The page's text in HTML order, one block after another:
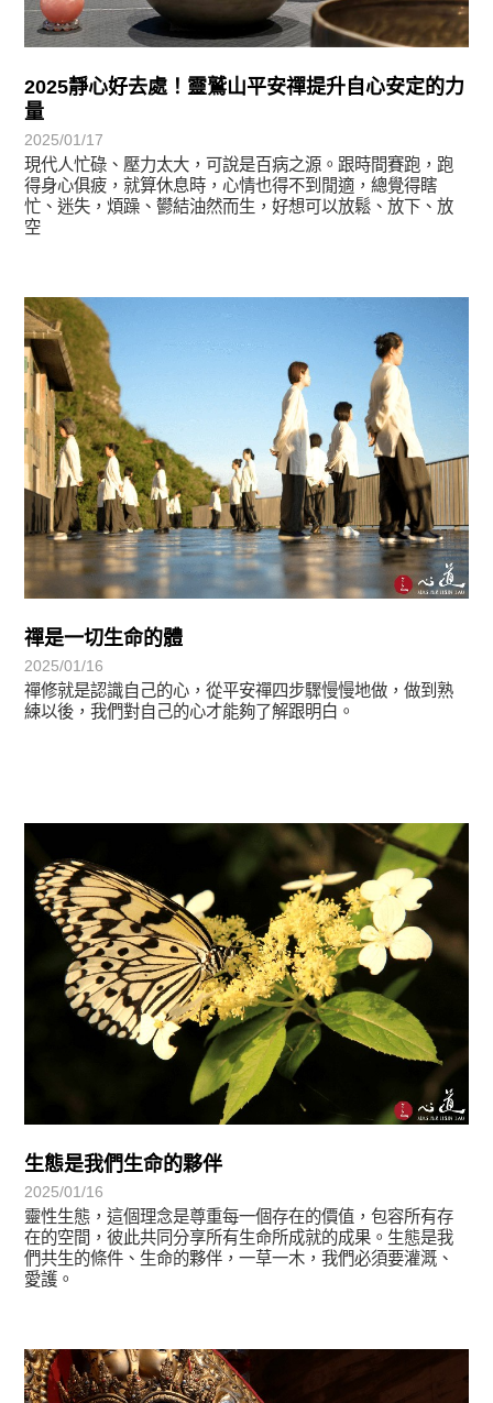
2025靜心好去處！靈鷲山平安禪提升自心安定的力
量
2025/01/17
現代人忙碌、壓力太大，可說是百病之源。跟時間賽跑，跑
得身心俱疲，就算休息時，心情也得不到閒適，總覺得瞎
忙、迷失，煩躁、鬰結油然而生，好想可以放鬆、放下、放
空
禪是一切生命的體
2025/01/16
禪修就是認識自己的心，從平安禪四步驟慢慢地做，做到熟
練以後，我們對自己的心才能夠了解跟明白。
生態是我們生命的夥伴
2025/01/16
靈性生態，這個理念是尊重每一個存在的價值，包容所有存
在的空間，彼此共同分享所有生命所成就的成果。生態是我
們共生的條件、生命的夥伴，一草一木，我們必須要灌溉、
愛護。
學習分享
學習分享